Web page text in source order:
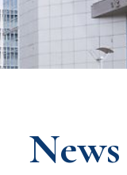
News